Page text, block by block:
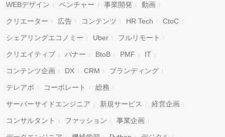
WEBデザイン ベンチャー 事業開発 動画
クリエーター 広告 コンテンツ HR Tech CtoC
シェアリングエコノミー Uber フルリモート
クリエイティブ バナー BtoB PMF IT
コンテンツ企画 DX CRM ブランディング
テレアポ コーポレート 総務
サーバーサイドエンジニア 新規サービス 経営企画
コンサルタント ファッション 事業企画